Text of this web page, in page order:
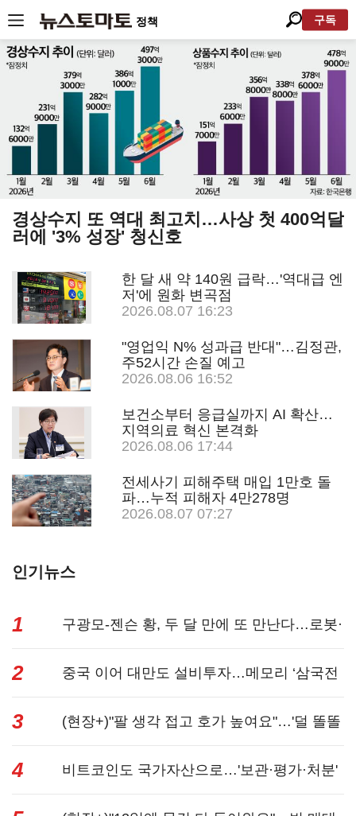
정책 구독
경상수지 또 역대 최고치…사상 첫 400억달
러에 '3% 성장' 청신호
한 달 새 약 140원 급락…'역대급 엔
저'에 원화 변곡점
2026.08.07 16:23
"영업익 N% 성과급 반대"…김정관,
주52시간 손질 예고
2026.08.06 16:52
보건소부터 응급실까지 AI 확산…
지역의료 혁신 본격화
2026.08.06 17:44
전세사기 피해주택 매입 1만호 돌
파…누적 피해자 4만278명
2026.08.07 07:27
인기뉴스
1 구광모-젠슨 황, 두 달 만에 또 만난다…로봇·
AI 등 논...
2 중국 이어 대만도 설비투자…메모리 ‘삼국전
쟁’
3 (현장+)"팔 생각 접고 호가 높여요"…'덜 똘똘
한 한 채' 20...
4 비트코인도 국가자산으로…'보관·평가·처분'